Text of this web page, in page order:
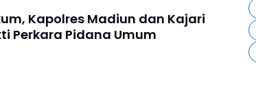
Kapolres Madiun dan Kajari
Perkara Pidana Umum